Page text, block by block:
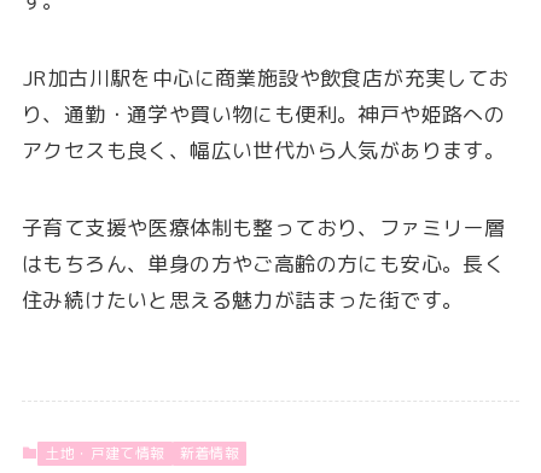
JR加古川駅を中心に商業施設や飲食店が充実してお
り、通勤・通学や買い物にも便利。神戸や姫路への
アクセスも良く、幅広い世代から人気があります。
子育て支援や医療体制も整っており、ファミリー層
はもちろん、単身の方やご高齢の方にも安心。長く
住み続けたいと思える魅力が詰まった街です。
土地・戸建て情報 新着情報